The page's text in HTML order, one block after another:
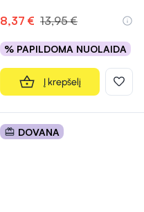
8,37 € 13,95 €
% PAPILDOMA NUOLAIDA
Į krepšelį
DOVANA